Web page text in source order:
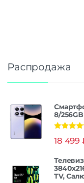
Распродажа
8/
из 5
18 499
TV,